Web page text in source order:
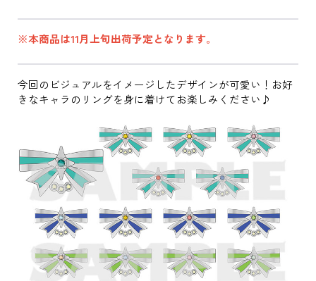
※本商品は11月上旬出荷予定となります。
今回のビジュアルをイメージしたデザインが可愛い！お好
きなキャラのリングを身に着けてお楽しみください♪